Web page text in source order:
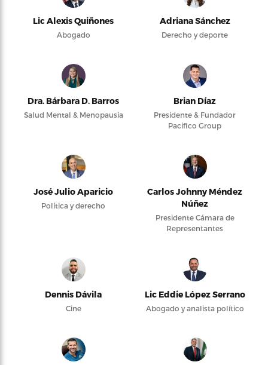
Lic Alexis Quiñones
Abogado
Adriana Sánchez
Derecho y deporte
Dra. Bárbara D. Barros
Salud Mental & Menopausia
Brian Díaz
Presidente & Fundador
Pacifico Group
José Julio Aparicio
Política y derecho
Carlos Johnny Méndez
Núñez
Presidente Cámara de
Representantes
Dennis Dávila
Cine
Lic Eddie López Serrano
Abogado y analista político